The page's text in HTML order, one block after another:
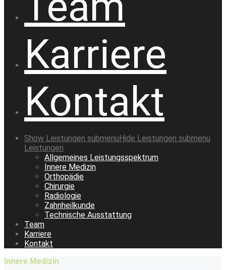
Karriere
Kontakt
Show Leistungen submenuHide Leistungen submenu
Leistungen
Allgemeines Leistungsspektrum
Innere Medizin
Orthopädie
Chirurgie
Radiologie
Zahnheilkunde
Technische Ausstattung
Team
Karriere
Kontakt
Innere Medizin